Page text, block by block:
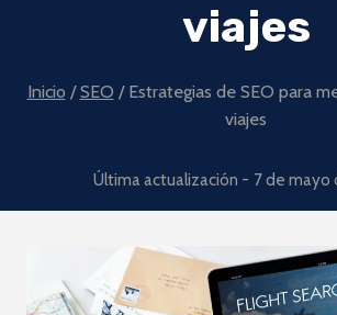
viajes
Inicio / SEO / Estrategias de SEO para
viajes
Última actualización - 7 de